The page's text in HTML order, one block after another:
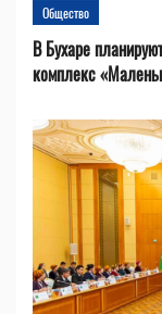
Общество
В Бухаре
комплекс